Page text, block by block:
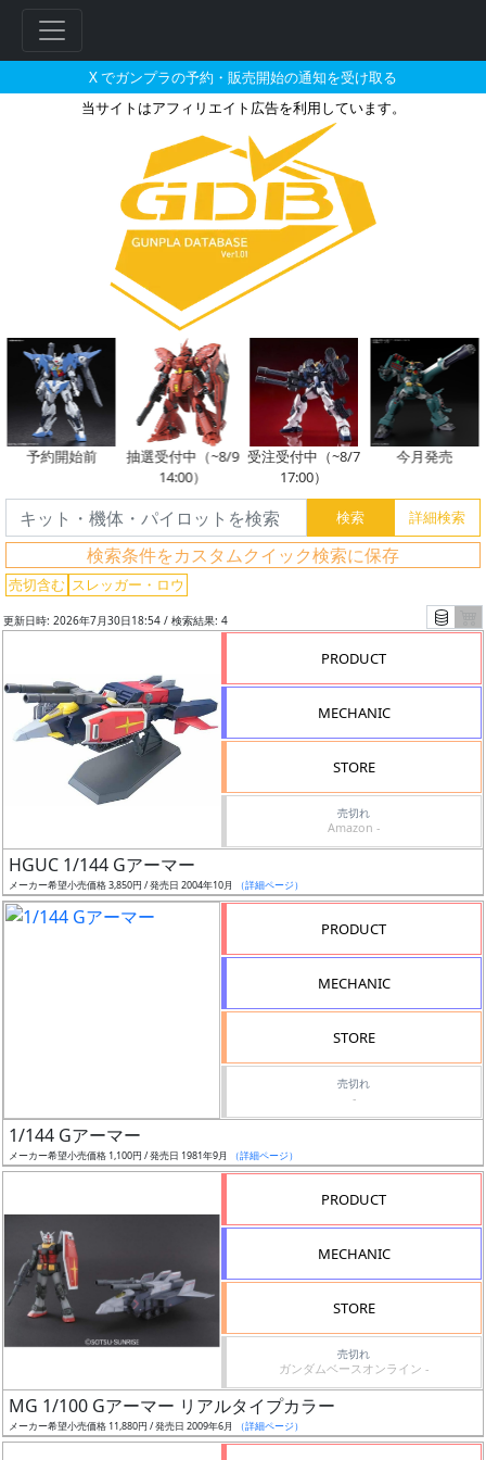
X でガンプラの予約・販売開始の通知を受け取る
当サイトはアフィリエイト広告を利用しています。
スレッガー・ロウが搭乗した機
予約開始前
抽選受付中（~8/9
14:00）
受注受付中（~8/7
17:00）
今月発売
検索条件をカスタムクイック検索に保存
売切含む スレッガー・ロウ
ワ
索
グ
ー
ー
ル
シ
リ
ー
タ
ル
状
況
更新日時: 2026年7月30日18:54 / 検索結果: 4
PRODUCT
MECHANIC
STORE
売切れ
Amazon -
HGUC 1/144 Gアーマー
メーカー希望小売価格 3,850円 / 発売日 2004年10月 （詳細ページ）
PRODUCT
MECHANIC
STORE
売切れ
-
1/144 Gアーマー
メーカー希望小売価格 1,100円 / 発売日 1981年9月 （詳細ページ）
PRODUCT
MECHANIC
STORE
売切れ
ガンダムベースオンライン -
MG 1/100 Gアーマー リアルタイプカラー
メーカー希望小売価格 11,880円 / 発売日 2009年6月 （詳細ページ）